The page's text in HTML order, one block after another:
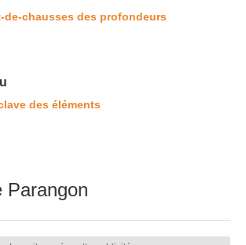
de-chausses des profondeurs
des éléments
Parangon